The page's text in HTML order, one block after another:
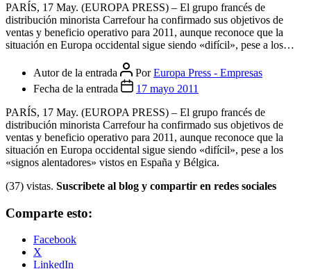
PARÍS, 17 May. (EUROPA PRESS) – El grupo francés de
distribución minorista Carrefour ha confirmado sus objetivos de
ventas y beneficio operativo para 2011, aunque reconoce que la
situación en Europa occidental sigue siendo «difícil», pese a los…
Autor de la entrada PorEuropa Press - Empresas
Fecha de la entrada
17 mayo 2011
PARÍS, 17 May. (EUROPA PRESS) – El grupo francés de
distribución minorista Carrefour ha confirmado sus objetivos de
ventas y beneficio operativo para 2011, aunque reconoce que la
situación en Europa occidental sigue siendo «difícil», pese a los
«signos alentadores» vistos en España y Bélgica.
(37) vistas. Suscribete al blog y compartir en redes sociales
Comparte esto:
Facebook
X
LinkedIn